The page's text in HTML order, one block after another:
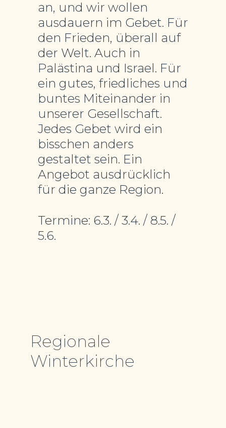
an, und wir wollen
ausdauern im Gebet. Für
den Frieden, überall auf
der Welt. Auch in
Palästina und Israel. Für
ein gutes, friedliches und
buntes Miteinander in
unserer Gesellschaft.
Jedes Gebet wird ein
bisschen anders
gestaltet sein. Ein
Angebot ausdrücklich
für die ganze Region.
Termine: 6.3. / 3.4. / 8.5. /
5.6.
Regionale
Winterkirche